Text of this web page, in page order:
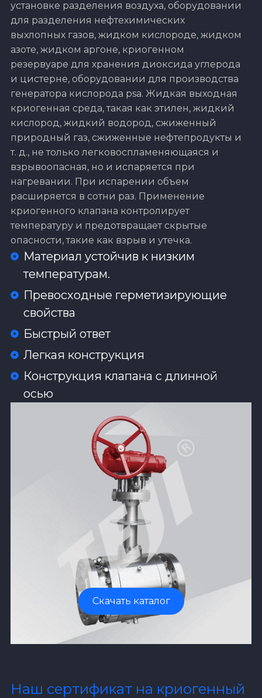
установке разделения воздуха, оборудовании
для разделения нефтехимических
выхлопных газов, жидком кислороде, жидком
азоте, жидком аргоне, криогенном
резервуаре для хранения диоксида углерода
и цистерне, оборудовании для производства
генератора кислорода psa. Жидкая выходная
криогенная среда, такая как этилен, жидкий
кислород, жидкий водород, сжиженный
природный газ, сжиженные нефтепродукты и
т. д., не только легковоспламеняющаяся и
взрывоопасная, но и испаряется при
нагревании. При испарении объем
расширяется в сотни раз. Применение
криогенного клапана контролирует
температуру и предотвращает скрытые
опасности, такие как взрыв и утечка.
Материал устойчив к низким
температурам.
Превосходные герметизирующие
свойства‌
Быстрый ответ‌
Легкая конструкция‌
Конструкция клапана с длинной
осью
Скачать каталог
Наш сертификат на криогенный